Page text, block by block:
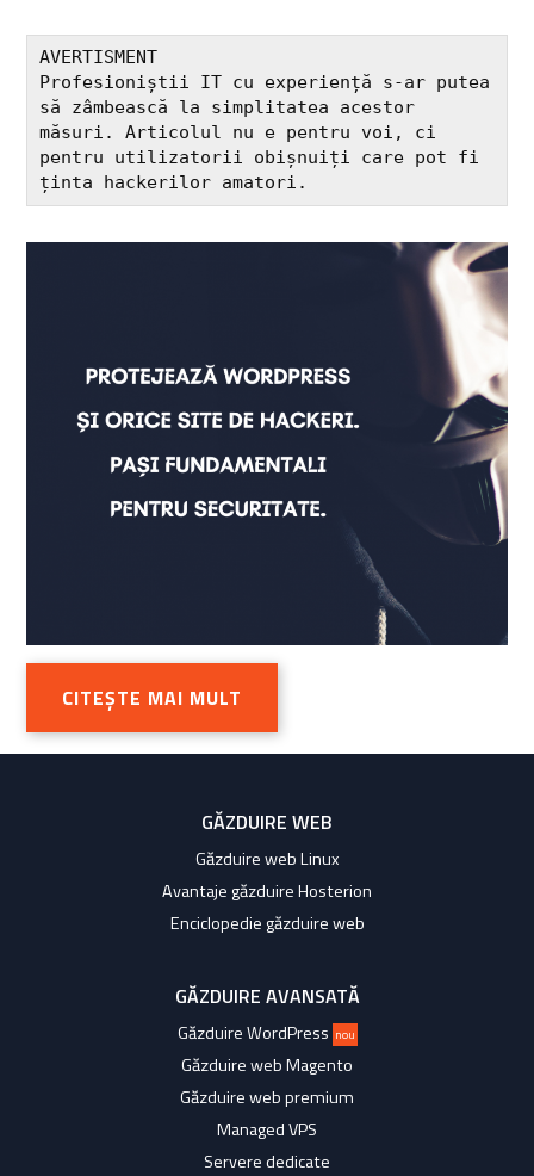
AVERTISMENT
Profesioniștii IT cu experiență s-ar putea
să zâmbească la simplitatea acestor
măsuri. Articolul nu e pentru voi, ci
pentru utilizatorii obișnuiți care pot fi
ținta hackerilor amatori.
CITEȘTE MAI MULT
GĂZDUIRE WEB
Găzduire web Linux
Avantaje găzduire Hosterion
Enciclopedie găzduire web
GĂZDUIRE AVANSATĂ
Găzduire WordPress nou
Găzduire web Magento
Găzduire web premium
Managed VPS
Servere dedicate